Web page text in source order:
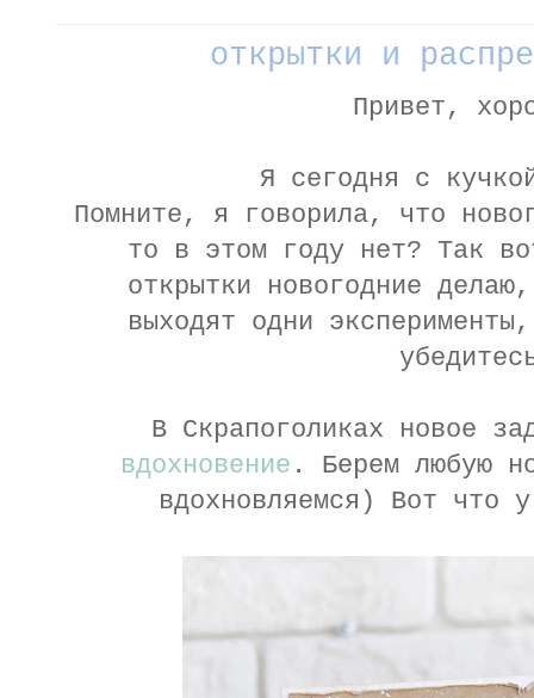
открытки и
Привет,
Я сегодня с
Помните, я говорила, что
то в этом году нет? Так
открытки новогодние
выходят одни
В Скрапоголиках новое
вдохновение . Берем любую
вдохновляемся) Вот что